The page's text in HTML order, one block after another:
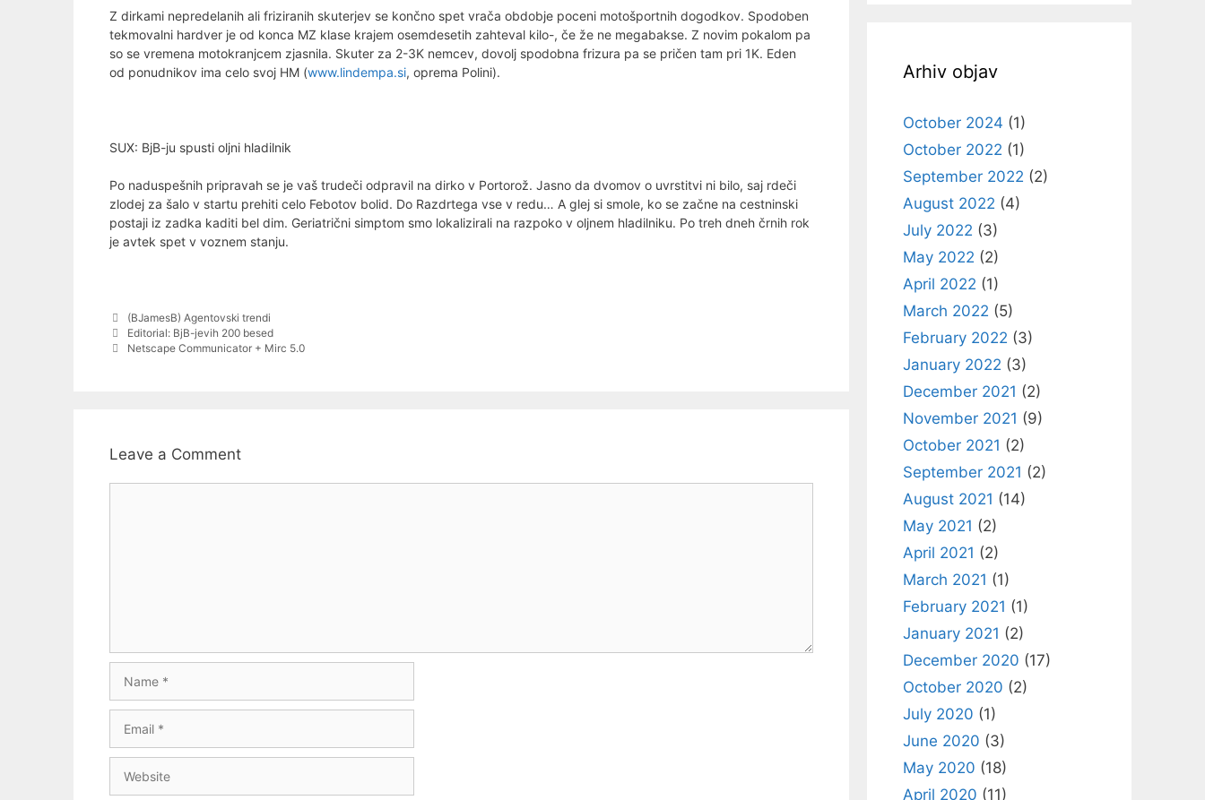
Z dirkami nepredelanih ali friziranih skuterjev se končno spet vrača obdobje poceni motošportnih dogodkov. Spodoben
tekmovalni hardver je od konca MZ klase krajem osemdesetih zahteval kilo-, če že ne megabakse. Z novim pokalom pa
so se vremena motokranjcem zjasnila. Skuter za 2-3K nemcev, dovolj spodobna frizura pa se pričen tam pri 1K. Eden
od ponudnikov ima celo svoj HM (www.lindempa.si, oprema Polini).
SUX: BjB-ju spusti oljni hladilnik
Po naduspešnih pripravah se je vaš trudeči odpravil na dirko v Portorož. Jasno da dvomov o uvrstitvi ni bilo, saj rdeči
zlodej za šalo v startu prehiti celo Febotov bolid. Do Razdrtega vse v redu… A glej si smole, ko se začne na cestninski
postaji iz zadka kaditi bel dim. Geriatrični simptom smo lokalizirali na razpoko v oljnem hladilniku. Po treh dneh črnih rok
je avtek spet v voznem stanju.
Categories
(BJamesB) Agentovski trendi
Post
navigation
Editorial: BjB-jevih 200 besed
Netscape Communicator + Mirc 5.0
Leave a Comment
Arhiv objav
October 2024 (1)
October 2022 (1)
September 2022 (2)
August 2022 (4)
July 2022 (3)
May 2022 (2)
April 2022 (1)
March 2022 (5)
February 2022 (3)
January 2022 (3)
December 2021 (2)
November 2021 (9)
October 2021 (2)
September 2021 (2)
August 2021 (14)
May 2021 (2)
April 2021 (2)
March 2021 (1)
February 2021 (1)
January 2021 (2)
December 2020 (17)
October 2020 (2)
July 2020 (1)
June 2020 (3)
May 2020 (18)
April 2020 (11)